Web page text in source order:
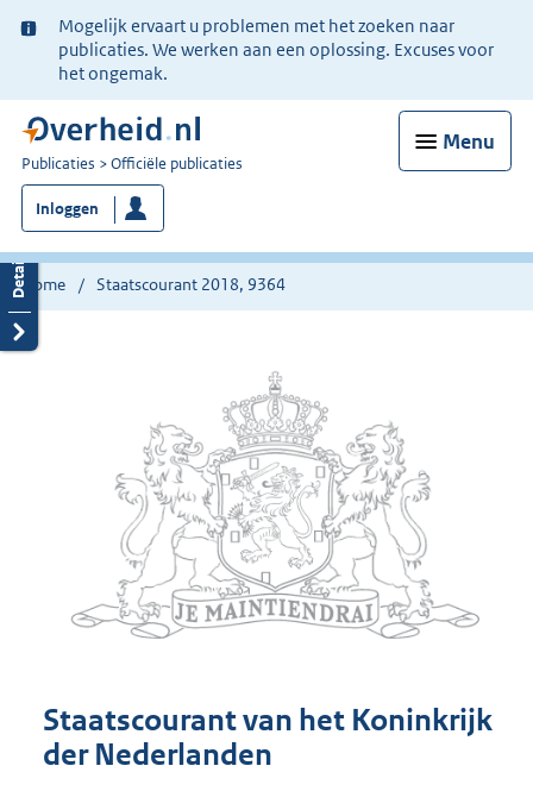
Ter
informatie:
Mogelijk ervaart u problemen met het zoeken naar
publicaties. We werken aan een oplossing. Excuses voor
het ongemak.
Menu
U
bent
nu
hier:
Publicaties Officiële publicaties
Inloggen
Home Staatscourant 2018, 9364
Staatscourant van het Koninkrijk
der Nederlanden